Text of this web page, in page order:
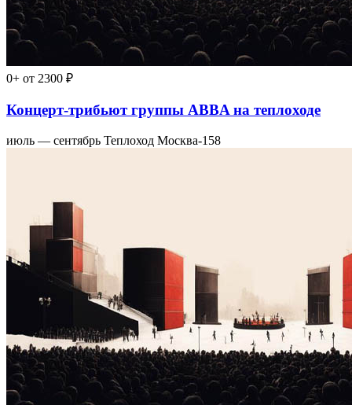
0+ от 2300 ₽
Концерт-трибьют группы ABBA на теплоходе
июль — сентябрь Теплоход Москва-158